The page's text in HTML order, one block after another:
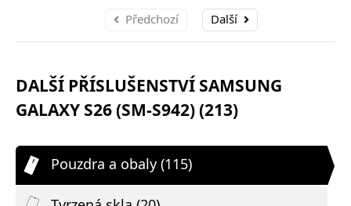
Předchozí Další
DALŠÍ PŘÍSLUŠENSTVÍ SAMSUNG
GALAXY S26 (SM-S942) (213)
Pouzdra a obaly (115)